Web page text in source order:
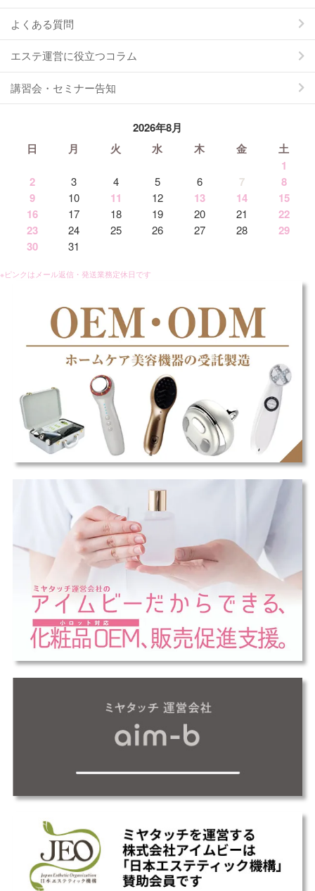
よくある質問
エステ運営に役立つコラム
講習会・セミナー告知
2026年8月
日
月 火 水 木 金
土
1
2
3 4 5 6 7
8
9
10 11 12 13 14
15
16
17 18 19 20 21
22
23
24 25 26 27 28
29
30
31